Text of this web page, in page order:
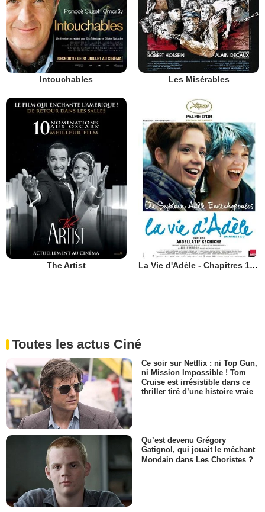
Intouchables Les Misérables
The Artist La Vie d'Adèle - Chapitres 1 et 2
Toutes les actus Ciné
Ce soir sur Netflix : ni Top Gun,
ni Mission Impossible ! Tom
Cruise est irrésistible dans ce
thriller tiré d’une histoire vraie
Qu’est devenu Grégory
Gatignol, qui jouait le méchant
Mondain dans Les Choristes ?